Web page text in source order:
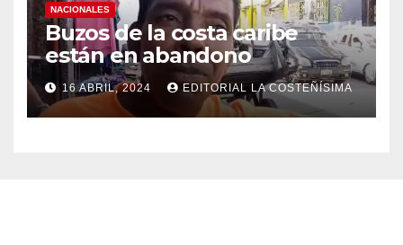
NACIONALES
Buzos de la costa caribe
están en abandono
16 ABRIL, 2024 EDITORIAL LA COSTEÑÍSIMA